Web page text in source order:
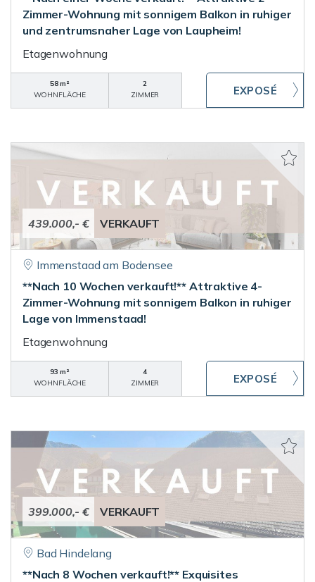
Zimmer-Wohnung mit sonnigem Balkon in ruhiger
und zentrumsnaher Lage von Laupheim!
Etagenwohnung
58 m²
WOHNFLÄCHE
2
ZIMMER
439.000,- € VERKAUFT
Immenstaad am Bodensee
**Nach 10 Wochen verkauft!** Attraktive 4-
Zimmer-Wohnung mit sonnigem Balkon in ruhiger
Lage von Immenstaad!
Etagenwohnung
93 m²
WOHNFLÄCHE
4
ZIMMER
399.000,- € VERKAUFT
Bad Hindelang
**Nach 8 Wochen verkauft!** Exquisites